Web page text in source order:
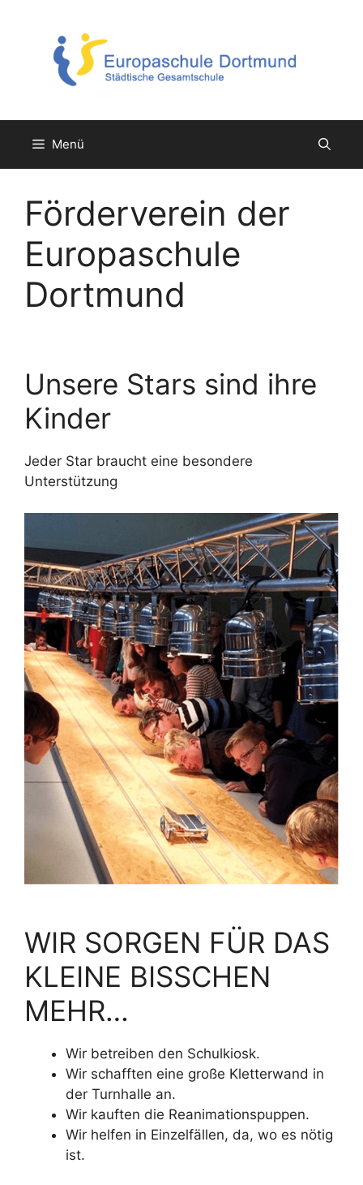
springen
Menü
Förderverein der
Europaschule
Dortmund
Unsere Stars sind ihre
Kinder
Jeder Star braucht eine besondere
Unterstützung
WIR SORGEN FÜR DAS
KLEINE BISSCHEN
MEHR…
Wir betreiben den Schulkiosk.
Wir schafften eine große Kletterwand in
der Turnhalle an.
Wir kauften die Reanimationspuppen.
Wir helfen in Einzelfällen, da, wo es nötig
ist.